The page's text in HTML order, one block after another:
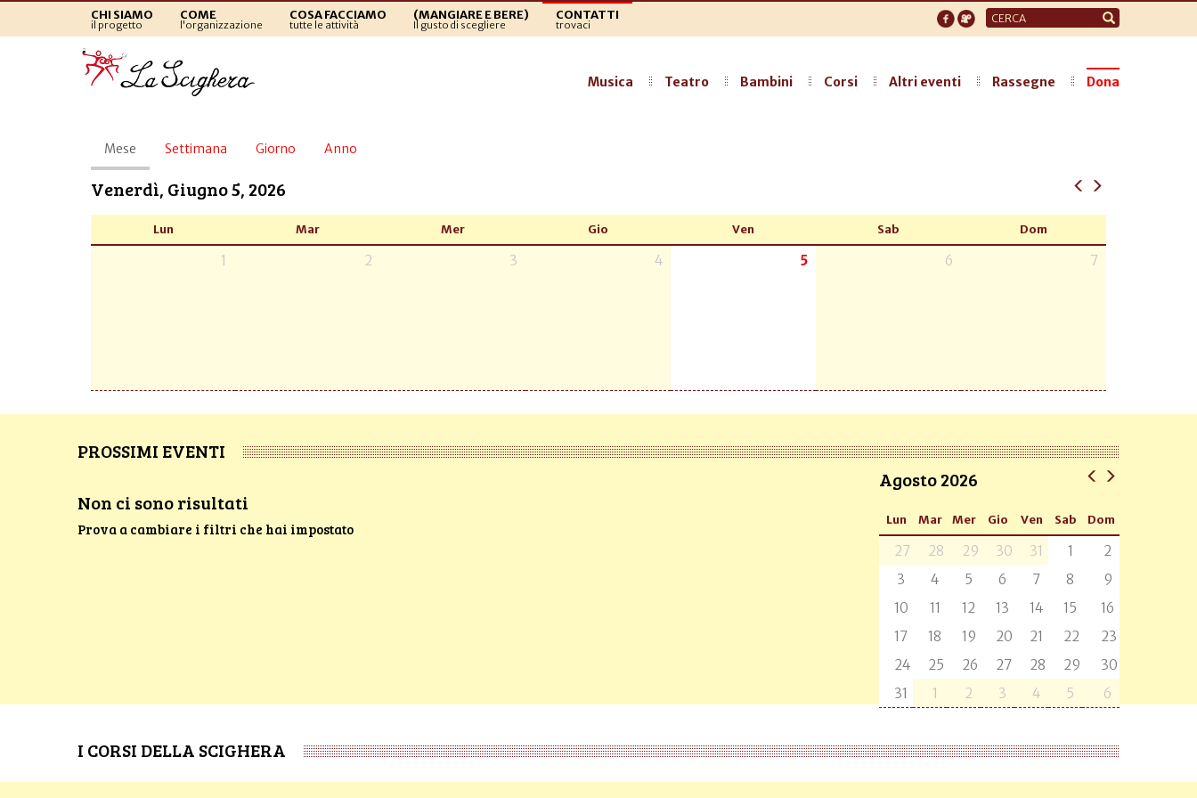
CHI SIAMO
il progetto
COME
l'organizzazione
COSA FACCIAMO
tutte le attività
(MANGIARE E BERE)
Il gusto di scegliere
CONTATTI
trovaci
Form
di
Musica Teatro Bambini Corsi Altri eventi Rassegne Dona
Schede
primarie
Mese (scheda
attiva)
Settimana Giorno Anno
Venerdì, Giugno 5, 2026
Lun Mar Mer Gio Ven Sab Dom
1 2 3 4 5 6 7
PROSSIMI EVENTI
Non ci sono risultati
Prova a cambiare i filtri che hai impostato
Agosto 2026
Lun Mar Mer Gio Ven Sab Dom
27 28 29 30 31 1
2
3
4 5 6 7 8
9
10
11 12 13 14 15
16
17
18 19 20 21 22
23
24
25 26 27 28 29
30
31
1 2 3 4 5 6
I CORSI DELLA SCIGHERA